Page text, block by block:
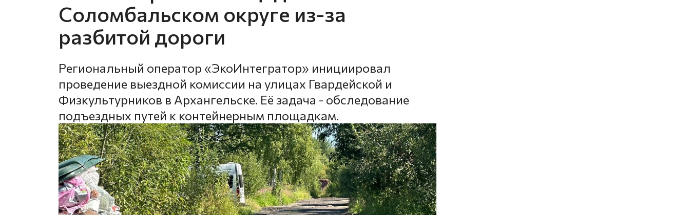
Соломбальском округе из-за
разбитой дороги
Региональный оператор «ЭкоИнтегратор» инициировал
проведение выездной комиссии на улицах Гвардейской и
Физкультурников в Архангельске. Её задача - обследование
подъездных путей к контейнерным площадкам.